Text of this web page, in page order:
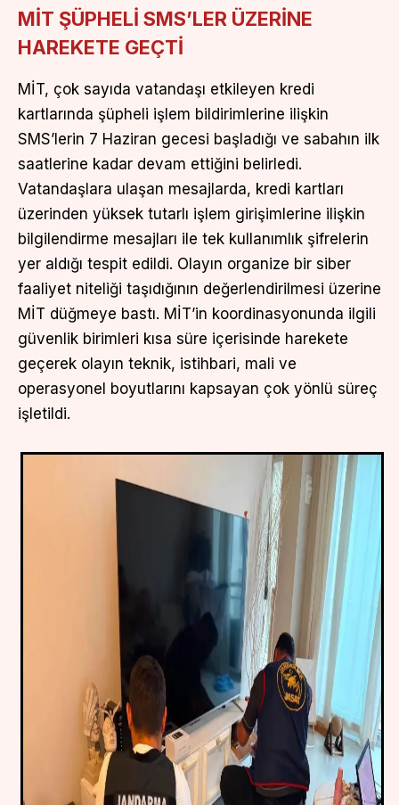
MİT ŞÜPHELİ SMS’LER ÜZERİNE
HAREKETE GEÇTİ
MİT, çok sayıda vatandaşı etkileyen kredi
kartlarında şüpheli işlem bildirimlerine ilişkin
SMS’lerin 7 Haziran gecesi başladığı ve sabahın ilk
saatlerine kadar devam ettiğini belirledi.
Vatandaşlara ulaşan mesajlarda, kredi kartları
üzerinden yüksek tutarlı işlem girişimlerine ilişkin
bilgilendirme mesajları ile tek kullanımlık şifrelerin
yer aldığı tespit edildi. Olayın organize bir siber
faaliyet niteliği taşıdığının değerlendirilmesi üzerine
MİT düğmeye bastı. MİT’in koordinasyonunda ilgili
güvenlik birimleri kısa süre içerisinde harekete
geçerek olayın teknik, istihbari, mali ve
operasyonel boyutlarını kapsayan çok yönlü süreç
işletildi.